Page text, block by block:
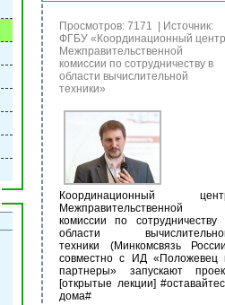
Просмотров: 7171
Источник:
ФГБУ «Координационный центр
Межправительственной
комиссии по сотрудничеству в
области вычислительной
техники»
Координационный
Межправительственной
комиссии по сотрудничеству
области
техники (Минкомсвязь
совместно с ИД «Положевец
партнеры» запускают
[открытые лекции]
дома#